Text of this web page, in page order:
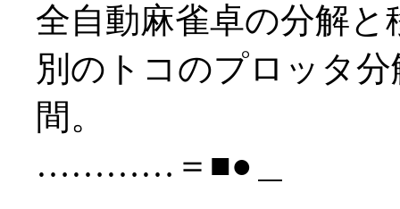
全自動麻雀卓の分解
別のトコのプロッタ
間。
…………＝■●＿